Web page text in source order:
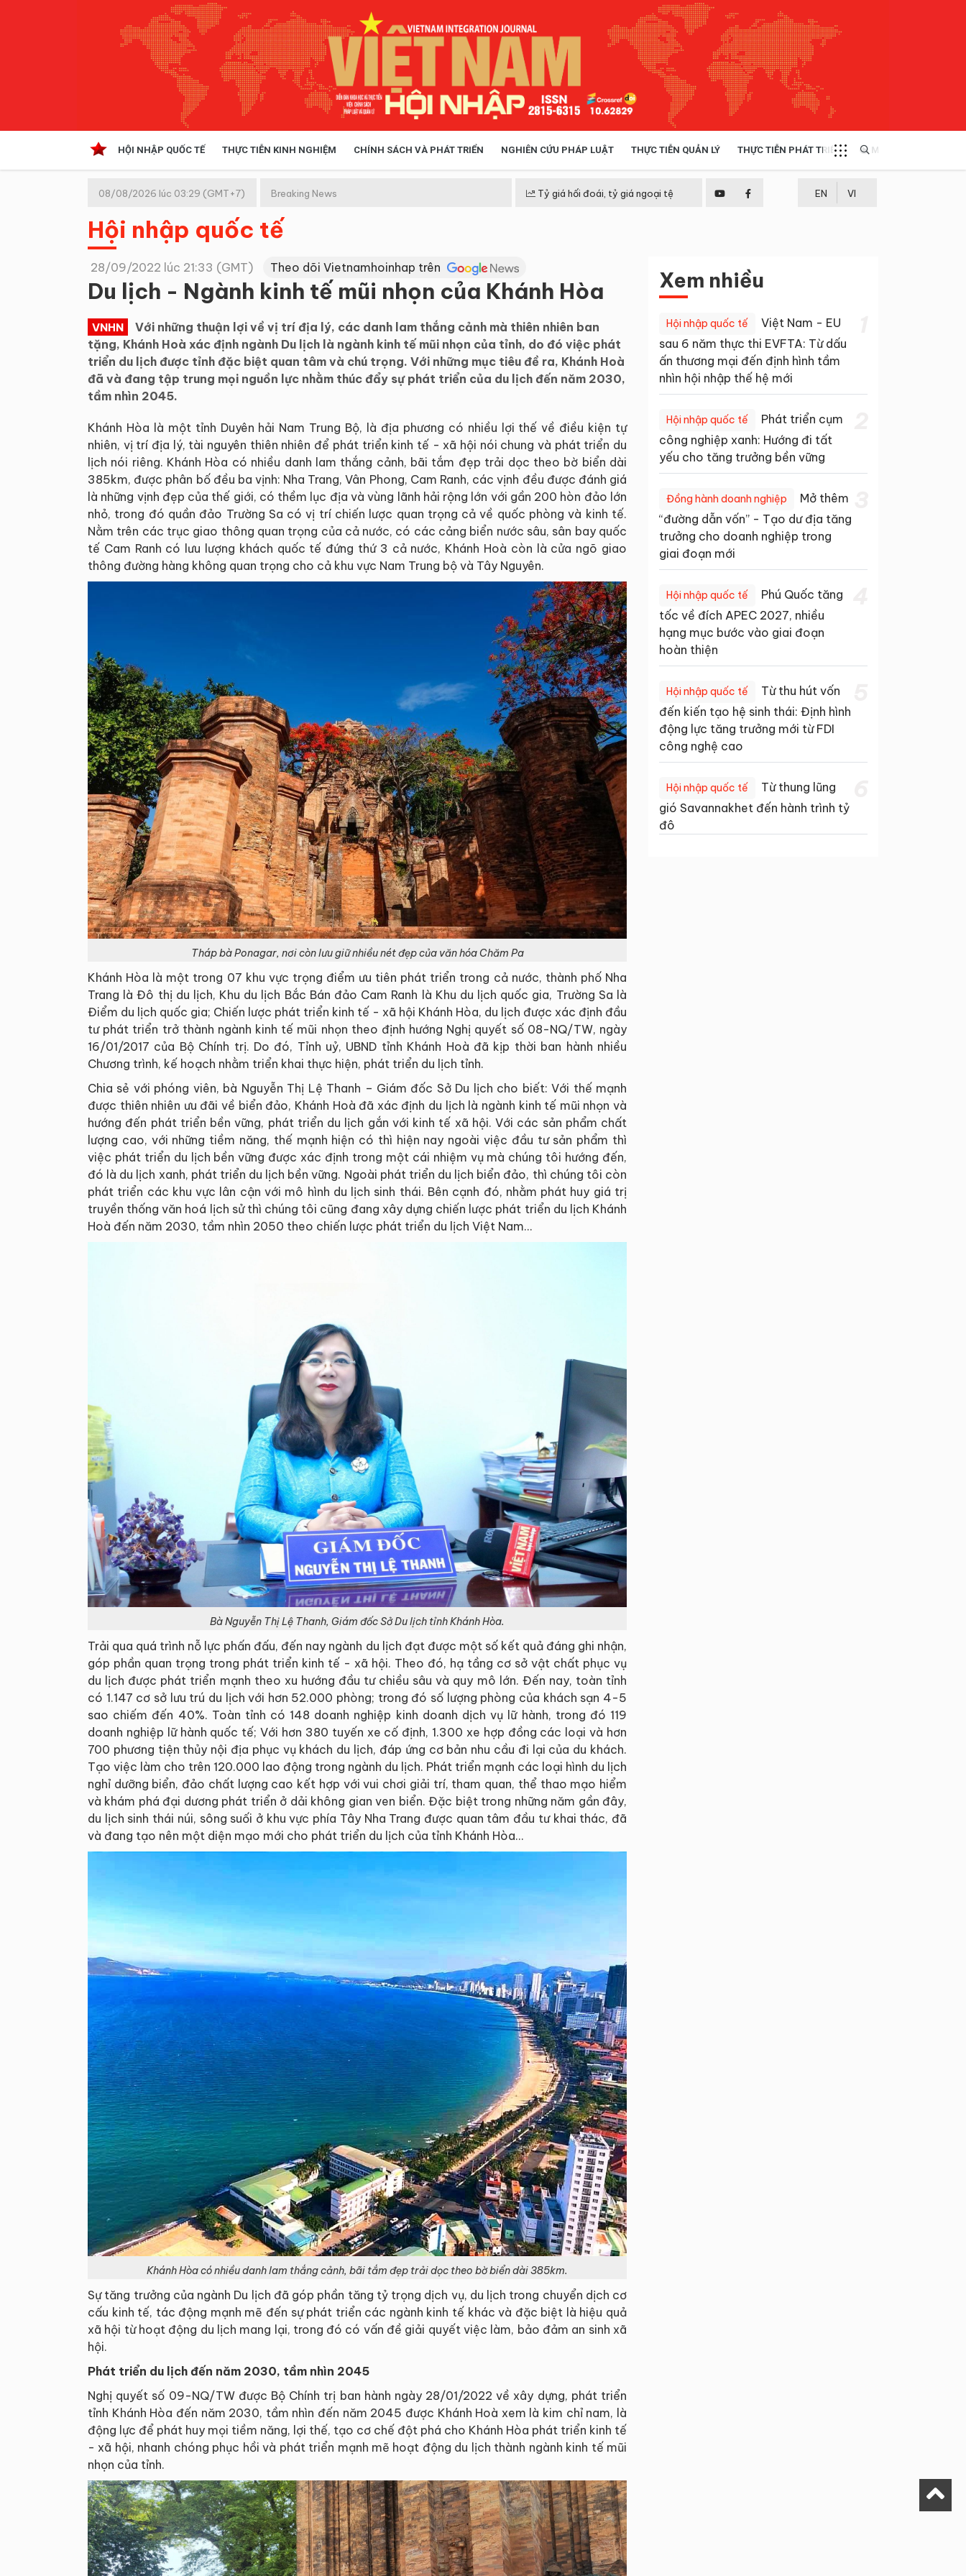
HỘI NHẬP QUỐC TẾ THỰC TIỄN KINH NGHIỆM CHÍNH SÁCH VÀ PHÁT TRIỂN NGHIÊN CỨU PHÁP LUẬT THỰC TIỄN QUẢN LÝ THỰC TIỄN PHÁT TRIỂN MULTIMEDIA
Kinh tế hội nhập
Doanh nghiệp
08/08/2026 lúc 03:29 (GMT+7) Breaking News Tỷ giá hối đoái, tỷ giá ngoại tệ EN VI
Hội nhập quốc tế
28/09/2022 lúc 21:33 (GMT) Theo dõi Vietnamhoinhap trên
Du lịch - Ngành kinh tế mũi nhọn của Khánh Hòa
VNHN
Với những thuận lợi về vị trí địa lý, các danh lam thắng cảnh mà thiên nhiên ban
tặng, Khánh Hoà xác định ngành Du lịch là ngành kinh tế mũi nhọn của tỉnh, do đó việc phát
triển du lịch được tỉnh đặc biệt quan tâm và chú trọng. Với những mục tiêu đề ra, Khánh Hoà
đã và đang tập trung mọi nguồn lực nhằm thúc đẩy sự phát triển của du lịch đến năm 2030,
tầm nhìn 2045.
Khánh Hòa là một tỉnh Duyên hải Nam Trung Bộ, là địa phương có nhiều lợi thế về điều kiện tự
nhiên, vị trí địa lý, tài nguyên thiên nhiên để phát triển kinh tế - xã hội nói chung và phát triển du
lịch nói riêng. Khánh Hòa có nhiều danh lam thắng cảnh, bãi tắm đẹp trải dọc theo bờ biển dài
385km, được phân bố đều ba vịnh: Nha Trang, Vân Phong, Cam Ranh, các vịnh đều được đánh giá
là những vịnh đẹp của thế giới, có thềm lục địa và vùng lãnh hải rộng lớn với gần 200 hòn đảo lớn
nhỏ, trong đó quần đảo Trường Sa có vị trí chiến lược quan trọng cả về quốc phòng và kinh tế.
Nằm trên các trục giao thông quan trọng của cả nước, có các cảng biển nước sâu, sân bay quốc
tế Cam Ranh có lưu lượng khách quốc tế đứng thứ 3 cả nước, Khánh Hoà còn là cửa ngõ giao
thông đường hàng không quan trọng cho cả khu vực Nam Trung bộ và Tây Nguyên.
Tháp bà Ponagar, nơi còn lưu giữ nhiều nét đẹp của văn hóa Chăm Pa
Khánh Hòa là một trong 07 khu vực trọng điểm ưu tiên phát triển trong cả nước, thành phố Nha
Trang là Đô thị du lịch, Khu du lịch Bắc Bán đảo Cam Ranh là Khu du lịch quốc gia, Trường Sa là
Điểm du lịch quốc gia; Chiến lược phát triển kinh tế - xã hội Khánh Hòa, du lịch được xác định đầu
tư phát triển trở thành ngành kinh tế mũi nhọn theo định hướng Nghị quyết số 08-NQ/TW, ngày
16/01/2017 của Bộ Chính trị. Do đó, Tỉnh uỷ, UBND tỉnh Khánh Hoà đã kịp thời ban hành nhiều
Chương trình, kế hoạch nhằm triển khai thực hiện, phát triển du lịch tỉnh.
Chia sẻ với phóng viên, bà Nguyễn Thị Lệ Thanh – Giám đốc Sở Du lịch cho biết: Với thế mạnh
được thiên nhiên ưu đãi về biển đảo, Khánh Hoà đã xác định du lịch là ngành kinh tế mũi nhọn và
hướng đến phát triển bền vững, phát triển du lịch gắn với kinh tế xã hội. Với các sản phẩm chất
lượng cao, với những tiềm năng, thế mạnh hiện có thì hiện nay ngoài việc đầu tư sản phẩm thì
việc phát triển du lịch bền vững được xác định trong một cái nhiệm vụ mà chúng tôi hướng đến,
đó là du lịch xanh, phát triển du lịch bền vững. Ngoài phát triển du lịch biển đảo, thì chúng tôi còn
phát triển các khu vực lân cận với mô hình du lịch sinh thái. Bên cạnh đó, nhằm phát huy giá trị
truyền thống văn hoá lịch sử thì chúng tôi cũng đang xây dựng chiến lược phát triển du lịch Khánh
Hoà đến năm 2030, tầm nhìn 2050 theo chiến lược phát triển du lịch Việt Nam…
Bà Nguyễn Thị Lệ Thanh, Giám đốc Sở Du lịch tỉnh Khánh Hòa.
Trải qua quá trình nỗ lực phấn đấu, đến nay ngành du lịch đạt được một số kết quả đáng ghi nhận,
góp phần quan trọng trong phát triển kinh tế - xã hội. Theo đó, hạ tầng cơ sở vật chất phục vụ
du lịch được phát triển mạnh theo xu hướng đầu tư chiều sâu và quy mô lớn. Đến nay, toàn tỉnh
có 1.147 cơ sở lưu trú du lịch với hơn 52.000 phòng; trong đó số lượng phòng của khách sạn 4-5
sao chiếm đến 40%. Toàn tỉnh có 148 doanh nghiệp kinh doanh dịch vụ lữ hành, trong đó 119
doanh nghiệp lữ hành quốc tế; Với hơn 380 tuyến xe cố định, 1.300 xe hợp đồng các loại và hơn
700 phương tiện thủy nội địa phục vụ khách du lịch, đáp ứng cơ bản nhu cầu đi lại của du khách.
Tạo việc làm cho trên 120.000 lao động trong ngành du lịch. Phát triển mạnh các loại hình du lịch
nghỉ dưỡng biển, đảo chất lượng cao kết hợp với vui chơi giải trí, tham quan, thể thao mạo hiểm
và khám phá đại dương phát triển ở dải không gian ven biển. Đặc biệt trong những năm gần đây,
du lịch sinh thái núi, sông suối ở khu vực phía Tây Nha Trang được quan tâm đầu tư khai thác, đã
và đang tạo nên một diện mạo mới cho phát triển du lịch của tỉnh Khánh Hòa…
Khánh Hòa có nhiều danh lam thắng cảnh, bãi tắm đẹp trải dọc theo bờ biển dài 385km.
Sự tăng trưởng của ngành Du lịch đã góp phần tăng tỷ trọng dịch vụ, du lịch trong chuyển dịch cơ
cấu kinh tế, tác động mạnh mẽ đến sự phát triển các ngành kinh tế khác và đặc biệt là hiệu quả
xã hội từ hoạt động du lịch mang lại, trong đó có vấn đề giải quyết việc làm, bảo đảm an sinh xã
hội.
Phát triển du lịch đến năm 2030, tầm nhìn 2045
Nghị quyết số 09-NQ/TW được Bộ Chính trị ban hành ngày 28/01/2022 về xây dựng, phát triển
tỉnh Khánh Hòa đến năm 2030, tầm nhìn đến năm 2045 được Khánh Hoà xem là kim chỉ nam, là
động lực để phát huy mọi tiềm năng, lợi thế, tạo cơ chế đột phá cho Khánh Hòa phát triển kinh tế
- xã hội, nhanh chóng phục hồi và phát triển mạnh mẽ hoạt động du lịch thành ngành kinh tế mũi
nhọn của tỉnh.
Xem nhiều
Hội nhập quốc tế
Việt Nam - EU
sau 6 năm thực thi EVFTA: Từ dấu
ấn thương mại đến định hình tầm
nhìn hội nhập thế hệ mới
Hội nhập quốc tế
Phát triển cụm
công nghiệp xanh: Hướng đi tất
yếu cho tăng trưởng bền vững
Đồng hành doanh nghiệp
Mở thêm
“đường dẫn vốn” - Tạo dư địa tăng
trưởng cho doanh nghiệp trong
giai đoạn mới
Hội nhập quốc tế
Phú Quốc tăng
tốc về đích APEC 2027, nhiều
hạng mục bước vào giai đoạn
hoàn thiện
Hội nhập quốc tế
Từ thu hút vốn
đến kiến tạo hệ sinh thái: Định hình
động lực tăng trưởng mới từ FDI
công nghệ cao
Hội nhập quốc tế
Từ thung lũng
gió Savannakhet đến hành trình tỷ
đô